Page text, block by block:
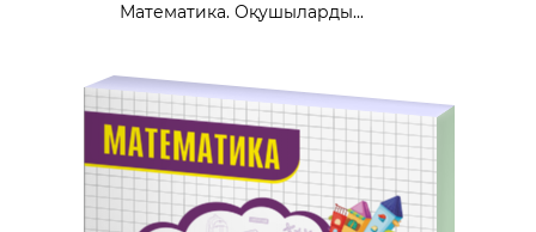
Математика. Оқушыларды...